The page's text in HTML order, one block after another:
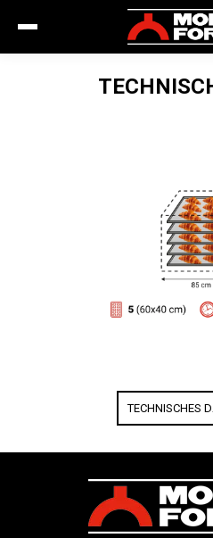
TECHNISCHES